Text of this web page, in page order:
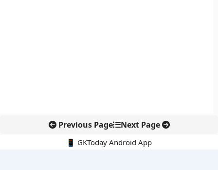
Previous Page Next Page
📱 GKToday Android App